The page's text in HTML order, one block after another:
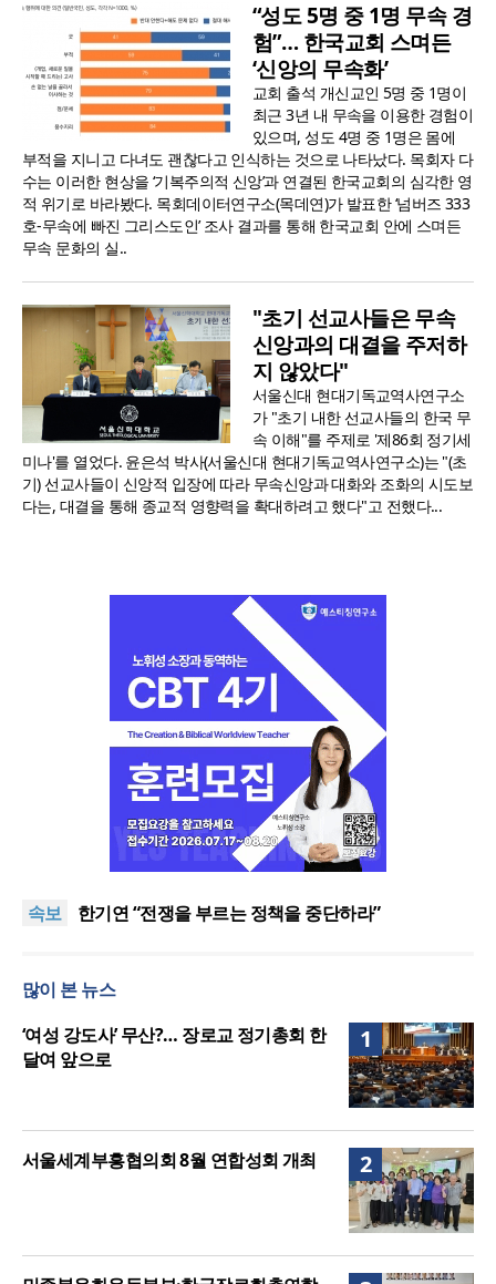
“성도 5명 중 1명 무속 경
험”… 한국교회 스며든
‘신앙의 무속화’
교회 출석 개신교인 5명 중 1명이
최근 3년 내 무속을 이용한 경험이
있으며, 성도 4명 중 1명은 몸에
부적을 지니고 다녀도 괜찮다고 인식하는 것으로 나타났다. 목회자 다
수는 이러한 현상을 ‘기복주의적 신앙’과 연결된 한국교회의 심각한 영
적 위기로 바라봤다. 목회데이터연구소(목데연)가 발표한 ‘넘버즈 333
호-무속에 빠진 그리스도인’ 조사 결과를 통해 한국교회 안에 스며든
무속 문화의 실..
"초기 선교사들은 무속
신앙과의 대결을 주저하
지 않았다"
서울신대 현대기독교역사연구소
가 "초기 내한 선교사들의 한국 무
속 이해"를 주제로 '제86회 정기세
미나'를 열었다. 윤은석 박사(서울신대 현대기독교역사연구소)는 "(초
기) 선교사들이 신앙적 입장에 따라 무속신앙과 대화와 조화의 시도보
다는, 대결을 통해 종교적 영향력을 확대하려고 했다"고 전했다...
속보
“한국 복음의 시작에는 미국보다 먼저 일본이 있었습
주길”
한기연 “전쟁을 부르는 정책을 중단하라”
성회 위해 협력
“한국 복음의 시작에는 미국보다 먼저 일본이 있었습
“기도로 시작한 스틸 美 대사, 한미동맹의 가교 되어
주길”
많이 본 뉴스
1
‘여성 강도사’ 무산?… 장로교 정기총회 한
달여 앞으로
2
서울세계부흥협의회 8월 연합성회 개최